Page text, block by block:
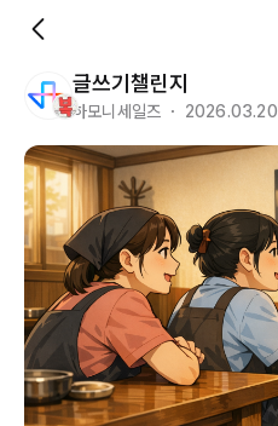
글쓰기챌린지
하모니세일즈 ・ 2026.03.20